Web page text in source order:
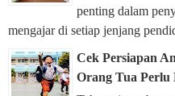
penting dalam
mengajar di setiap jenjang
Cek Persiapan
Orang Tua Perlu